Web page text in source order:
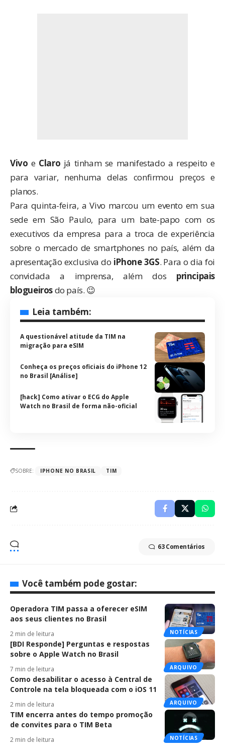
Vivo e Claro já tinham se manifestado a respeito e
para variar, nenhuma delas confirmou preços e
planos.
Para quinta-feira, a Vivo marcou um evento em sua
sede em São Paulo, para um bate-papo com os
executivos da empresa para a troca de experiência
sobre o mercado de smartphones no país, além da
apresentação exclusiva do iPhone 3GS. Para o dia foi
convidada a imprensa, além dos principais
blogueirosdo país. 😉
Leia também:
A questionável atitude da TIM na
migração para eSIM
Conheça os preços oficiais do iPhone 12
no Brasil [Análise]
[hack] Como ativar o ECG do Apple
Watch no Brasil de forma não-oficial
SOBRE: IPHONE NO BRASIL TIM
63 Comentários
Você também pode gostar:
NOTÍCIAS
Operadora TIM passa a oferecer eSIM
aos seus clientes no Brasil
2 min de leitura
ARQUIVO
[BDI Responde] Perguntas e respostas
sobre o Apple Watch no Brasil
7 min de leitura
ARQUIVO
Como desabilitar o acesso à Central de
Controle na tela bloqueada com o iOS 11
2 min de leitura
NOTÍCIAS
TIM encerra antes do tempo promoção
de convites para o TIM Beta
2 min de leitura